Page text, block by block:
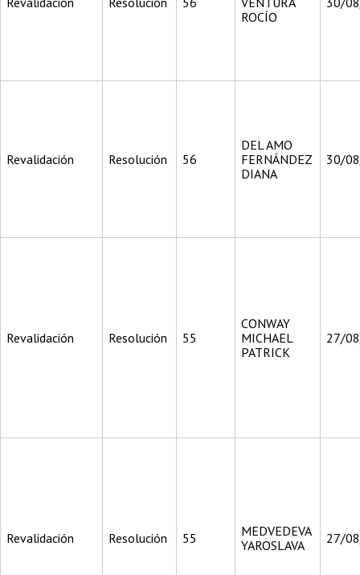
ROCÍO
Revalidación Resolución 56
DEL AMO
FERNÁNDEZ
DIANA
30/
Revalidación Resolución 55
CONWAY
MICHAEL
PATRICK
27/
Revalidación Resolución 55
MEDVEDEVA
YAROSLAVA
27/